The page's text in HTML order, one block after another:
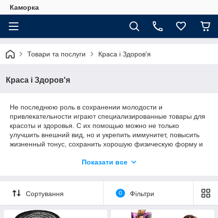
Каморка
Товари та послуги Краса і Здоров'я
Краса і Здоров'я
Не последнюю роль в сохранении молодости и
привлекательности играют специализированные товары для
красоты и здоровья. С их помощью можно не только
улучшить внешний вид, но и укрепить иммунитет, повысить
жизненный тонус, сохранить хорошую физическую форму и
Магазин Каморка предлагает Вашему вниманию большой
использования.
Быть всегда в хорошей форме, следить за собой и прекрасно
Показати все
Сортування 0 Фільтри